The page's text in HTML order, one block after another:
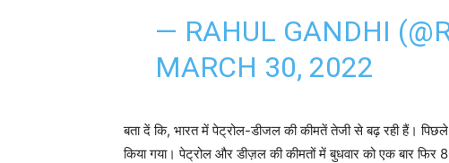
— RAHUL GANDHI
MARCH 30, 2022
बता दें कि, भारत में पेट्रोल-डीजल की कीमतें तेजी से बढ़ रही हैं।
किया गया। पेट्रोल और डीज़ल की कीमतों में बुधवार को एक बार